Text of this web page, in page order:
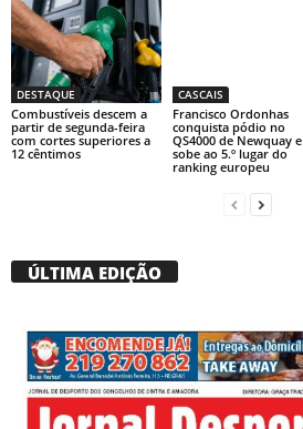
DESTAQUE
Combustíveis descem a
partir de segunda-feira
com cortes superiores a
12 cêntimos
CASCAIS
Francisco Ordonhas
conquista pódio no
QS4000 de Newquay e
sobe ao 5.º lugar do
ranking europeu
ÚLTIMA EDIÇÃO